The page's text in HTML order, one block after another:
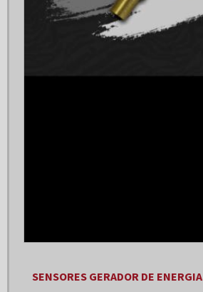
Empresas de instalação de geradores de energia
Fábrica de geradores de energia a diesel
SENSORES GERADOR DE ENERGIA